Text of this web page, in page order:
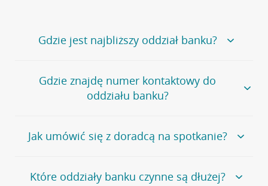
Gdzie jest najbliższy oddział banku?
Jeśli szukasz oddziału naszego banku, zapraszamy na
stronęPlacówki i bankomaty, na której znajduje się
wygodna wyszukiwarka.
oddziałów
Gdzie znajdę numer kontaktowy do
oddziału banku?
Bank Credit Agricole nie udostępnia ogólnego numeru
telefonu do placówki bankowej.
umówienia się z doradcą w placówce bankowej .
Jak umówić się z doradcą na spotkanie?
Jeśli jesteś już naszym
klientemmożeszsamodzielnieumówić się na spotkanie z
Które oddziały banku czynne są dłużej?